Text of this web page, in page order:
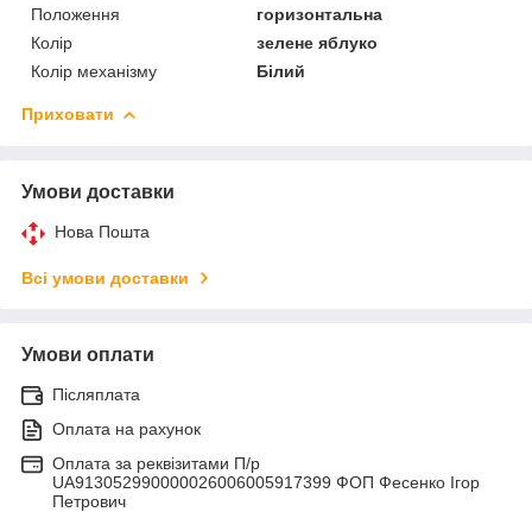
Положення
горизонтальна
Колір
зелене яблуко
Колір механізму
Білий
Приховати
Умови доставки
Нова Пошта
Всі умови доставки
Умови оплати
Післяплата
Оплата на рахунок
Оплата за реквізитами П/р
UA913052990000026006005917399 ФОП Фесенко Ігор
Петрович